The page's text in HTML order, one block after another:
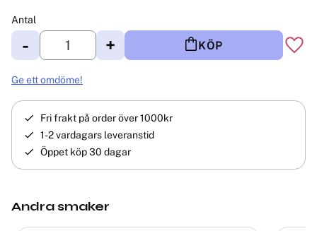
Antal
+
- KÖP
Ge ett omdöme!
Fri frakt på order över 1000kr
1-2 vardagars leveranstid
Öppet köp 30 dagar
Andra smaker